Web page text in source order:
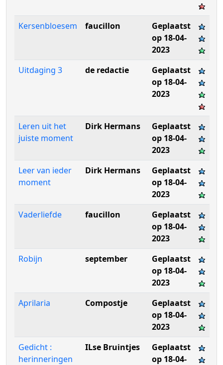
Kersenbloesem faucillon
Geplaatst
op 18-04-
2023
Uitdaging 3
de redactie
Geplaatst
op 18-04-
2023
Leren uit het
juiste moment
Dirk Hermans
Geplaatst
op 18-04-
2023
Leer van ieder
moment
Dirk Hermans
Geplaatst
op 18-04-
2023
Vaderliefde
faucillon
Geplaatst
op 18-04-
2023
Robijn
september
Geplaatst
op 18-04-
2023
Aprilaria
Compostje
Geplaatst
op 18-04-
2023
Gedicht :
herinneringen
ILse Bruintjes
Geplaatst
op 18-04-